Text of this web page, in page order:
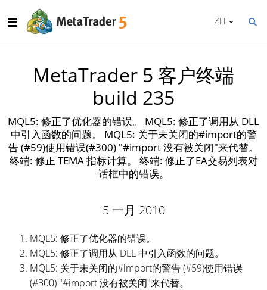
ZH
MetaTrader 5 客户终端
build 235
MQL5: 修正了优化器的错误。 MQL5: 修正了调用从 DLL
中引入函数的问题。 MQL5: 关于未关闭的#import的警
告 (#59)使用错误(#300) "#import 没有被关闭"来代替。
终端: 修正 TEMA 指标计算。 终端: 修正了EA交易列表对
话框中的错误。
5 一月 2010
MQL5: 修正了优化器的错误。
MQL5: 修正了调用从 DLL 中引入函数的问题。
MQL5: 关于未关闭的#import的警告 (#59)使用错误
(#300) "#import 没有被关闭"来代替。